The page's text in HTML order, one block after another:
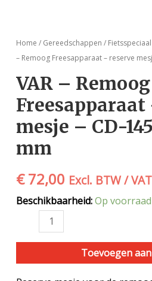
Home / Gereedschappen /
– Remoog Freesapparaat – reserve
VAR – Remoog
mesje – CD-
mm
€72,00 Excl. BTW / VAT
Beschikbaarheid:Op voorraad
VAR
-
Freesapparaat
-
mesje
-
14527
diam.
Toevoegen